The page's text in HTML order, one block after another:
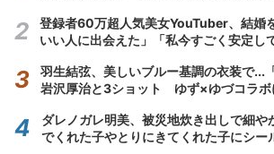
登録者60万超人気美女YouTuber、結
いい人に出会えた」「私今すごく安定し
羽生結弦、美しいブルー基調の衣装で...
岩沢厚治と3ショット ゆず×ゆづコラボ
ダレノガレ明美、被災地炊き出しで細や
でくれた子やとりにきてくれた子にシー